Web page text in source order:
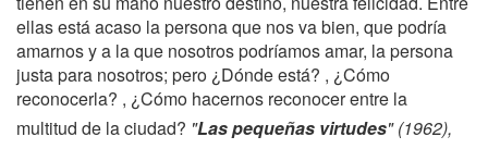
ellas está acaso la persona que nos va bien, que podría
amarnos y a la que nosotros podríamos amar, la persona
justa para nosotros; pero ¿Dónde está? , ¿Cómo
reconocerla? , ¿Cómo hacernos reconocer entre la
multitud de la ciudad? "Las pequeñas virtudes" (1962),